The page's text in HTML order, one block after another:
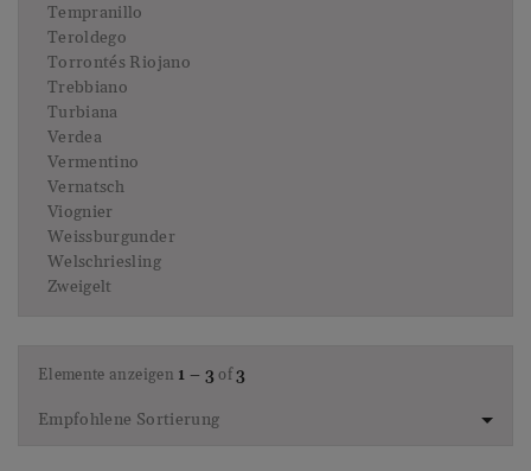
Tempranillo
Teroldego
Torrontés Riojano
Trebbiano
Turbiana
Verdea
Vermentino
Vernatsch
Viognier
Weissburgunder
Welschriesling
Zweigelt
Elemente anzeigen 1 – 3of3
Empfohlene Sortierung